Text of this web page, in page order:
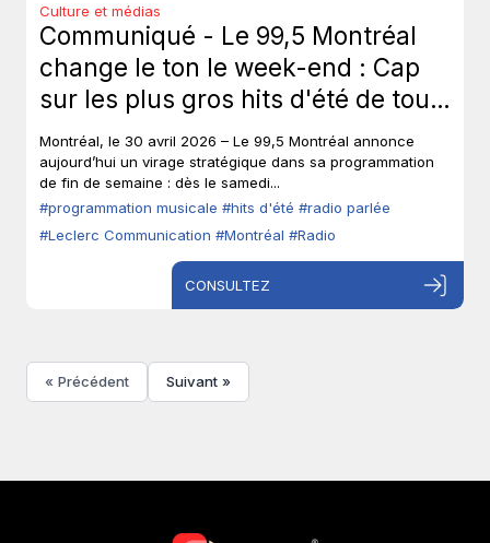
Culture et médias
Communiqué - Le 99,5 Montréal
change le ton le week-end : Cap
sur les plus gros hits d'été de tous
les temps, sans toucher à ses voix
fortes en semaine.
Montréal, le 30 avril 2026 – Le 99,5 Montréal annonce
aujourd’hui un virage stratégique dans sa programmation
de fin de semaine : dès le samedi...
#programmation musicale #hits d'été #radio parlée
#Leclerc Communication #Montréal #Radio
CONSULTEZ
« Précédent Suivant »